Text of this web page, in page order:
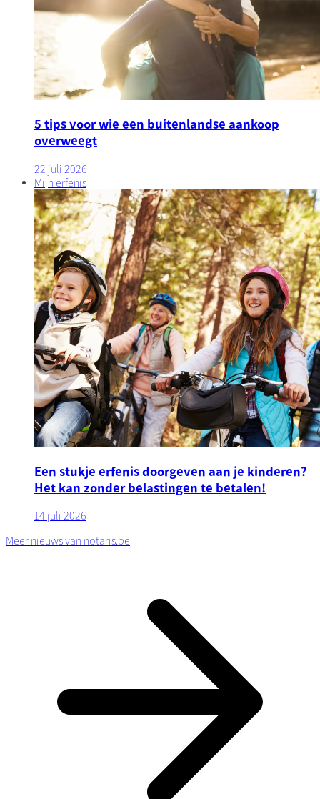
5 tips voor wie een buitenlandse aankoop
overweegt
22 juli 2026
Mijn erfenis
Een stukje erfenis doorgeven aan je kinderen?
Het kan zonder belastingen te betalen!
14 juli 2026
Meer nieuws van notaris.be